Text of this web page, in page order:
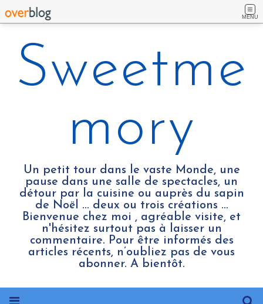
MENU
Sweetme
mory
Un petit tour dans le vaste Monde, une
pause dans une salle de spectacles, un
détour par la cuisine ou auprès du sapin
de Noël ... deux ou trois créations …
Bienvenue chez moi , agréable visite, et
n'hésitez surtout pas à laisser un
commentaire. Pour être informés des
articles récents, n’oubliez pas de vous
abonner. A bientôt.